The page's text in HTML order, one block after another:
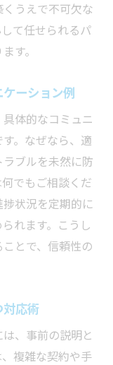
うえで不可欠な
て任せられるパ
す。
ーション例
体的なコミュニ
。なぜなら、適
ブルを未然に防
でもご相談くだ
状況を定期的に
れます。こうし
とで、信頼性の
対応術
、事前の説明と
複雑な契約や手